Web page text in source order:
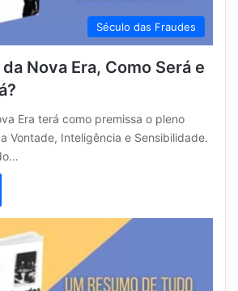
Século das Fraudes
Nova Era, Como Será e
Era terá como premissa o pleno
Vontade, Inteligência e Sensibilidade.